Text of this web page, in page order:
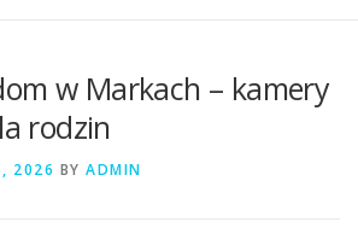
w Markach – kamery
rodzin
2026 BY ADMIN